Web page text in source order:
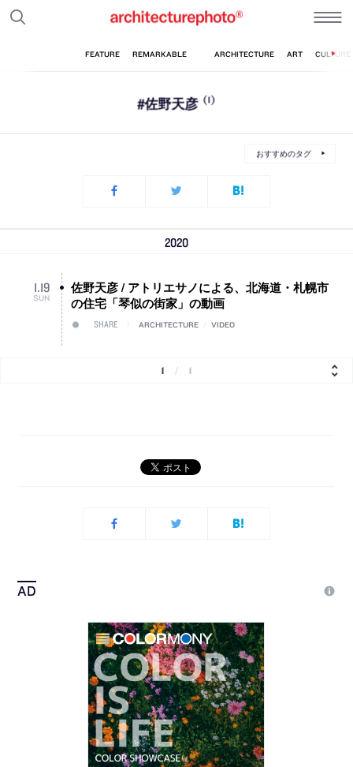
#佐野天彦 (1)
おすすめのタグ
2020
1.19
SUN
佐野天彦 / アトリエサノによる、北海道・札幌市
の住宅「琴似の街家」の動画
SHARE ARCHITECTURE VIDEO
1 1